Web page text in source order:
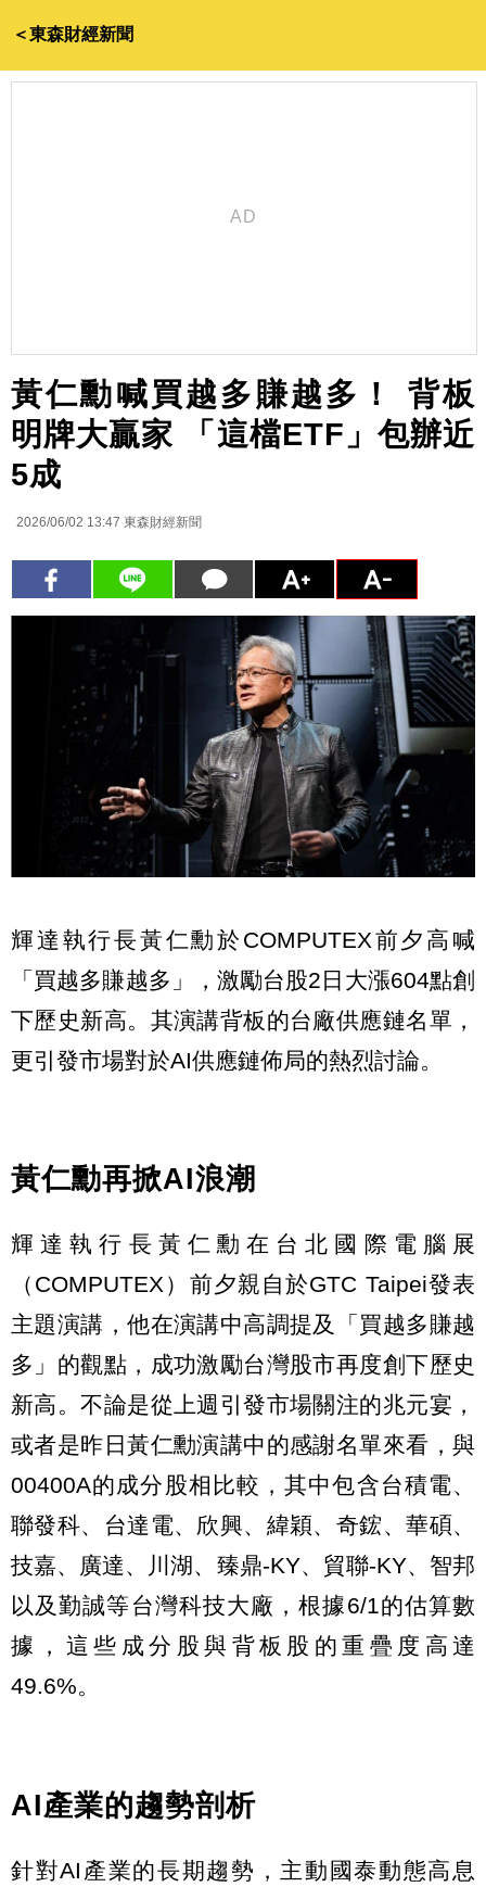
＜東森財經新聞
黃仁勳喊買越多賺越多！ 背板
明牌大贏家 「這檔ETF」包辦近
5成
2026/06/02 13:47 東森財經新聞
輝達執行長黃仁勳於COMPUTEX前夕高喊
「買越多賺越多」，激勵台股2日大漲604點創
下歷史新高。其演講背板的台廠供應鏈名單，
更引發市場對於AI供應鏈佈局的熱烈討論。
黃仁勳再掀AI浪潮
輝達執行長黃仁勳在台北國際電腦展
（COMPUTEX）前夕親自於GTC Taipei發表
主題演講，他在演講中高調提及「買越多賺越
多」的觀點，成功激勵台灣股市再度創下歷史
新高。不論是從上週引發市場關注的兆元宴，
或者是昨日黃仁勳演講中的感謝名單來看，與
00400A的成分股相比較，其中包含台積電、
聯發科、台達電、欣興、緯穎、奇鋐、華碩、
技嘉、廣達、川湖、臻鼎-KY、貿聯-KY、智邦
以及勤誠等台灣科技大廠，根據6/1的估算數
據，這些成分股與背板股的重疊度高達
49.6%。
AI產業的趨勢剖析
針對AI產業的長期趨勢，主動國泰動態高息